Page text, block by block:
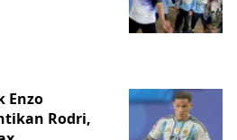
Enzo
Rodri,